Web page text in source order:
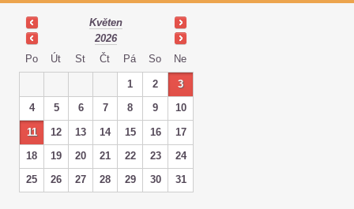
Květen
2026
Po
Út St Čt Pá So Ne
1 2
3
4
5 6 7 8 9 10
11 12 13 14 15 16
17
18
19 20 21 22 23
24
25
26 27 28 29 30 31